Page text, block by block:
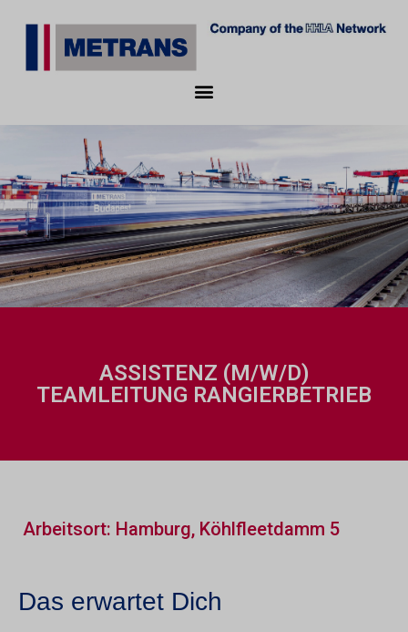
ASSISTENZ (M/W/D)
TEAMLEITUNG RANGIERBETRIEB
Arbeitsort: Hamburg, Köhlfleetdamm 5
Das erwartet Dich